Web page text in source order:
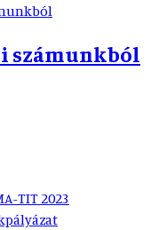
számunkból
TIT 2023